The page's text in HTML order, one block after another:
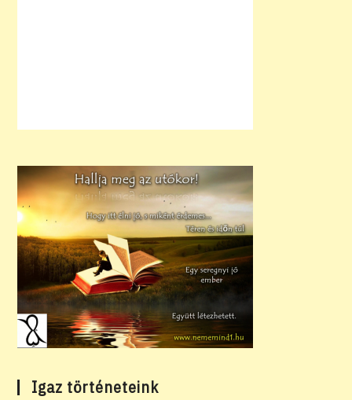
Igaz történeteink